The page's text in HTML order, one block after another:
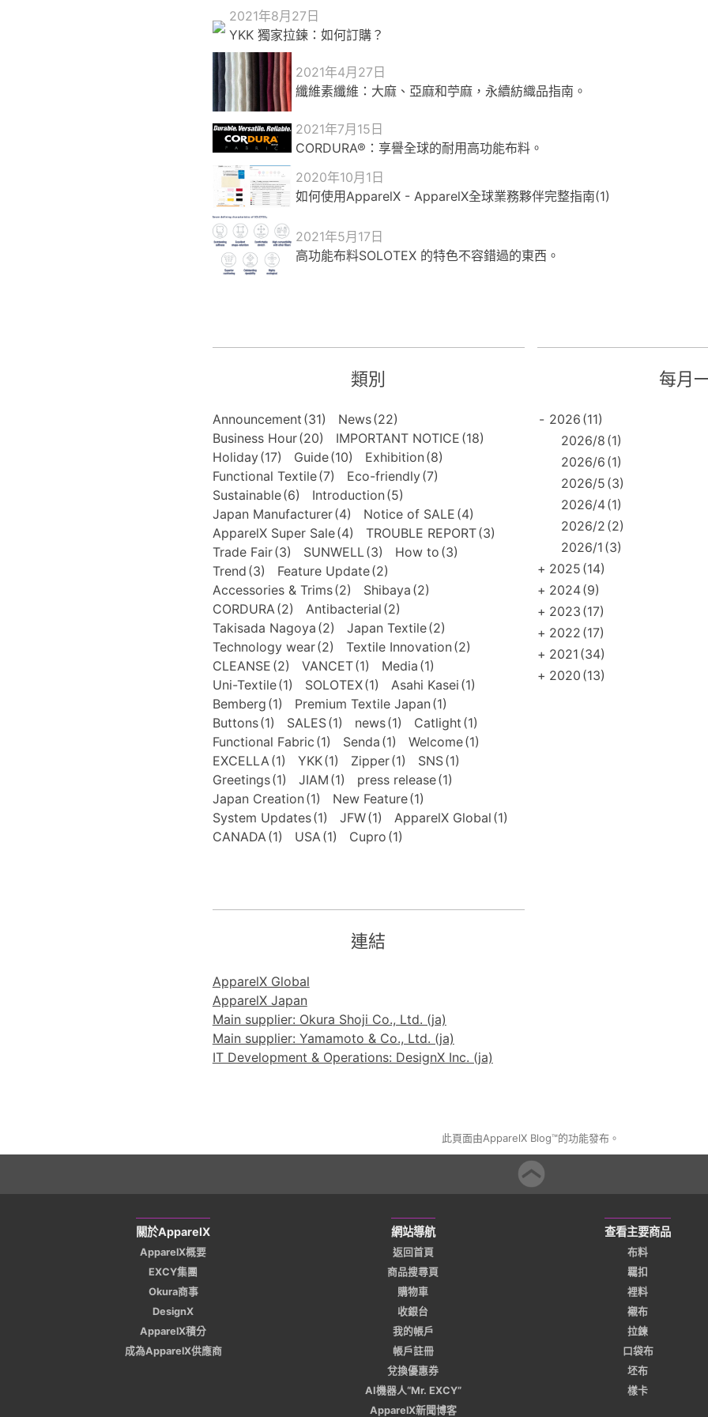
2021年8月27日
YKK 獨家拉鍊：如何訂購？
2021年4月27日
纖維素纖維：大麻、亞麻和苧麻，永續紡織品指南。
2021年7月15日
CORDURA®：享譽全球的耐用高功能布料。
2020年10月1日
如何使用ApparelX - ApparelX全球業務夥伴完整指南(1)
2021年5月17日
高功能布料SOLOTEX 的特色不容錯過的東西。
類別
Announcement (31) News(22)
Business Hour(20) IMPORTANT NOTICE (18)
Holiday(17) Guide(10) Exhibition (8)
Functional Textile(7) Eco-friendly(7)
Sustainable(6) Introduction (5)
Japan Manufacturer(4) Notice of SALE (4)
ApparelX Super Sale(4) TROUBLE REPORT(3)
Trade Fair(3) SUNWELL (3) How to (3)
Trend (3) Feature Update(2)
Accessories & Trims(2) Shibaya (2)
CORDURA (2) Antibacterial (2)
Takisada Nagoya (2) Japan Textile(2)
Technology wear(2) Textile Innovation (2)
CLEANSE (2) VANCET(1) Media (1)
Uni-Textile(1) SOLOTEX(1) Asahi Kasei (1)
Bemberg (1) Premium Textile Japan (1)
Buttons(1) SALES(1) news(1) Catlight (1)
Functional Fabric (1) Senda (1) Welcome(1)
EXCELLA (1) YKK(1) Zipper(1) SNS(1)
Greetings(1) JIAM (1) press release(1)
Japan Creation (1) New Feature(1)
System Updates(1) JFW(1) ApparelX Global (1)
CANADA (1) USA (1) Cupro (1)
每月
- 2026 (11)
2026/8 (1)
2026/6 (1)
2026/5 (3)
2026/4(1)
2026/2 (2)
2026/1 (3)
+ 2025 (14)
+ 2024(9)
+ 2023 (17)
+ 2022 (17)
+ 2021 (34)
+ 2020 (13)
連結
ApparelX Global
ApparelX Japan
Main supplier: Okura Shoji Co., Ltd. (ja)
Main supplier: Yamamoto & Co., Ltd. (ja)
IT Development & Operations: DesignX Inc. (ja)
此頁面由ApparelX Blog™的功能發布。
關於ApparelX
ApparelX概要
EXCY集團
Okura商事
DesignX
ApparelX積分
成為ApparelX供應商
網站導航
返回首頁
商品搜尋頁
購物車
收銀台
我的帳戶
帳戶註冊
兌換優惠券
AI機器人“Mr. EXCY”
ApparelX新聞博客
查看主要商品
布料
羈扣
裡料
襯布
拉鍊
口袋布
坯布
樣卡